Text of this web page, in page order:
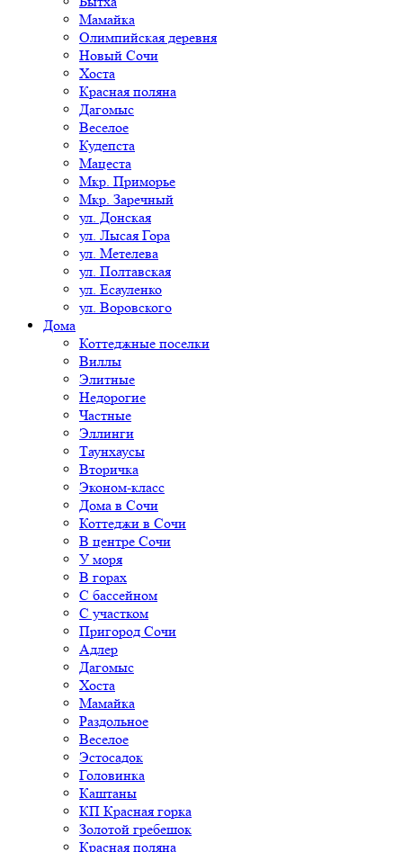
Мамайка
Олимпийская деревня
Новый Сочи
Хоста
Красная поляна
Дагомыс
Веселое
Кудепста
Мацеста
Мкр. Приморье
Мкр. Заречный
ул. Донская
ул. Лысая Гора
ул. Метелева
ул. Полтавская
ул. Есауленко
ул. Воровского
Дома
Коттеджные поселки
Виллы
Элитные
Недорогие
Частные
Эллинги
Таунхаусы
Вторичка
Эконом-класс
Дома в Сочи
Коттеджи в Сочи
В центре Сочи
У моря
В горах
С бассейном
С участком
Пригород Сочи
Адлер
Дагомыс
Хоста
Мамайка
Раздольное
Веселое
Эстосадок
Головинка
Каштаны
КП Красная горка
Золотой гребешок
Красная поляна